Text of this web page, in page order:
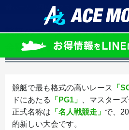
競艇のマスターズチャンピオ
競艇のマスターズチャンピ
金額・出場条件・歴代優勝
競艇で最も格式の高いレース 「
ドにあたる
「PG1」
、マスター
正式名称は 「名人戦競走」 で、
的新しい大会です。